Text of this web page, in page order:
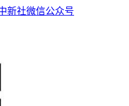
新社微信公众号